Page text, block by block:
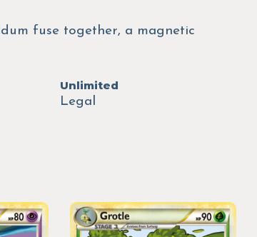
fuse together, a magnetic
Unlimited
Legal